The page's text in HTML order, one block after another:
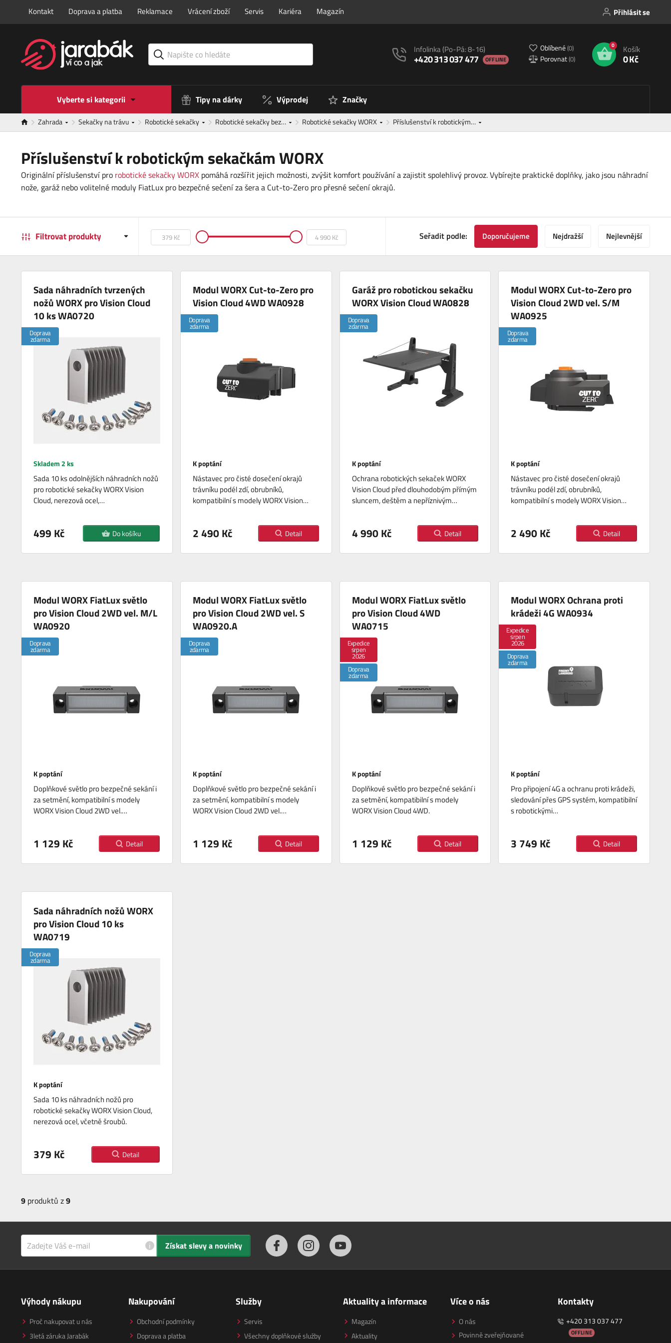
Kontakt Doprava a platba Reklamace Vrácení zboží Servis Kariéra Magazín Přihlásit se
Infolinka(Po-Pá: 8-16)
+420 313 037 477 OFFLINE
Oblíbené(0)
Porovnat(0)
0 Košík
0 Kč
Vyberte si kategorii Tipy na dárky Výprodej Značky
Zahrada Sekačky na trávu Robotické sekačky Robotické sekačky bez… Robotické sekačky WORX Příslušenství k robotickým…
Příslušenství k robotickým sekačkám WORX
Originální příslušenství pro robotické sekačky WORX pomáhá rozšířit jejich možnosti, zvýšit komfort používání a zajistit spolehlivý provoz. Vybírejte praktické doplňky, jako jsou náhradní
nože, garáž nebo volitelné moduly FiatLux pro bezpečné sečení za šera a Cut-to-Zero pro přesné sečení okrajů.
Filtrovat produkty Seřadit podle: Doporučujeme Nejdražší Nejlevnější
Sada náhradních tvrzených
nožů WORX pro Vision Cloud
10 ks WA0720
Doprava
zdarma
Skladem 2 ks
Sada 10 ks odolnějších náhradních nožů
pro robotické sekačky WORX Vision
Cloud, nerezová ocel,…
499 Kč Do košíku
Modul WORX Cut-to-Zero pro
Vision Cloud 4WD WA0928
Doprava
zdarma
K poptání
Nástavec pro čisté dosečení okrajů
trávníku podél zdí, obrubníků,
kompatibilní s modely WORX Vision…
2 490 Kč Detail
Garáž pro robotickou sekačku
WORX Vision Cloud WA0828
Doprava
zdarma
K poptání
Ochrana robotických sekaček WORX
Vision Cloud před dlouhodobým přímým
sluncem, deštěm a nepříznivým…
4 990 Kč Detail
Modul WORX Cut-to-Zero pro
Vision Cloud 2WD vel. S/M
WA0925
Doprava
zdarma
K poptání
Nástavec pro čisté dosečení okrajů
trávníku podél zdí, obrubníků,
kompatibilní s modely WORX Vision…
2 490 Kč Detail
Modul WORX FiatLux světlo
pro Vision Cloud 2WD vel. M/L
WA0920
Doprava
zdarma
K poptání
Doplňkové světlo pro bezpečné sekání i
za setmění, kompatibilní s modely
WORX Vision Cloud 2WD vel.…
1 129 Kč Detail
Modul WORX FiatLux světlo
pro Vision Cloud 2WD vel. S
WA0920.A
Doprava
zdarma
K poptání
Doplňkové světlo pro bezpečné sekání i
za setmění, kompatibilní s modely
WORX Vision Cloud 2WD vel.…
1 129 Kč Detail
Modul WORX FiatLux světlo
pro Vision Cloud 4WD
WA0715
Expedice
srpen
2026
Doprava
zdarma
K poptání
Doplňkové světlo pro bezpečné sekání i
za setmění, kompatibilní s modely
WORX Vision Cloud 4WD.
1 129 Kč Detail
Modul WORX Ochrana proti
krádeži 4G WA0934
Expedice
srpen
2026
Doprava
zdarma
K poptání
Pro připojení 4G a ochranu proti krádeži,
sledování přes GPS systém, kompatibilní
s robotickými…
3 749 Kč Detail
Sada náhradních nožů WORX
pro Vision Cloud 10 ks
WA0719
Doprava
zdarma
K poptání
Sada 10 ks náhradních nožů pro
robotické sekačky WORX Vision Cloud,
nerezová ocel, včetně šroubů.
379 Kč Detail
9 produktů z9
i Získat slevy a novinky
Výhody nákupu
Proč nakupovat u nás
3letá záruka Jarabák
Nakupování
Obchodní podmínky
Doprava a platba
Služby
Servis
Všechny doplňkové služby
Aktuality a informace
Magazín
Aktuality
Více o nás
O nás
Povinně zveřejňované
Kontakty
+420 313 037 477
OFFLINE